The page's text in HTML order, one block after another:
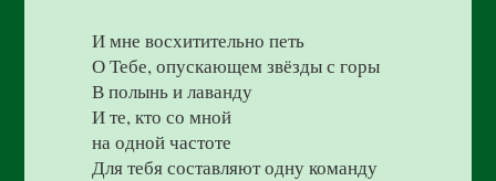
И мне восхитительно петь
О Тебе, опускающем звёзды с горы
В полынь и лаванду
И те, кто со мной
на одной частоте
Для тебя составляют одну команду